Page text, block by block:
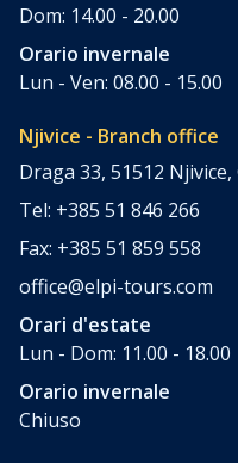
Dom: 14.00 - 20.00
Orario invernale
Lun - Ven: 08.00 - 15.00
Njivice - Branch office
Draga 33, 51512
Tel: +385 51 846 266
Fax: +385 51 859 558
office@elpi-tours.com
Orari d'estate
Lun - Dom: 11.00 - 18.00
Orario invernale
Chiuso